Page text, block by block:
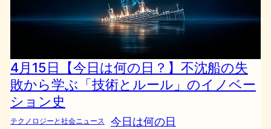
4月15日【今日は何の日？】不沈船の失
敗から学ぶ「技術とルール」のイノベー
ション史
テクノロジーと社会ニュース 今日は何の日